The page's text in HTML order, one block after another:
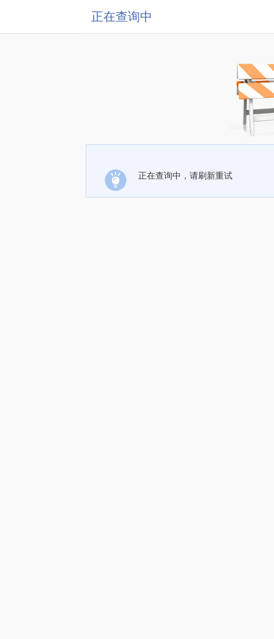
正在查询中
正在查询中，请刷新重试